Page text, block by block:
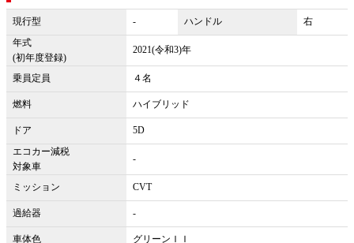
現行型 - ハンドル
右
年式
(初年度登録)
2021(令和3)年
乗員定員 ４名
燃料 ハイブリッド
ドア
5D
エコカー減税
対象車
-
ミッション CVT
過給器 -
車体色 グリーンＩＩ